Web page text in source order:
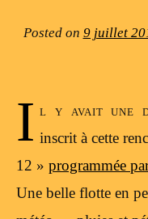
Posted on 9 juillet
I l y avait une
inscrit à cette
12 » programmée
Une belle flotte en